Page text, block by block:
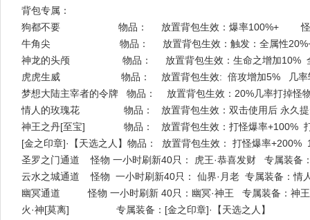
背包专属：
狗都不要 物品： 放置背包生效：爆率100%+ 怪物
牛角尖 物品： 放置背包生效：触发：全属性20%+ 充
神龙的头颅 物品： 放置背包生效：生命之增加10%
虎虎生威 物品： 放置背包生效: 倍攻增加5% 几率斩
梦想大陆主宰者的令牌 物品： 放置背包生效：20%几率打掉怪
情人的玫瑰花 物品： 放置背包生效：双击使用后 永久提升
神王之丹[至宝] 物品： 放置背包生效：打怪爆率+100% 打
[金之印章]·【天选之人】物品： 放置背包生效： 打怪爆率
圣罗之门通道 怪物 一小时刷新40只： 虎王·恭喜发财 专属装备
云水之城通道 怪物 一小时刷新40只： 仙界·月老 专属装备：情
幽冥通道 怪物 一小时刷新 40只：幽冥·神王 专属装备：神
火·神[莫离] 专属装备：[金之印章]·【天选之人】